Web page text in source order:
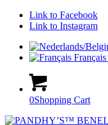
Link to Facebook
Link to Instagram
Français
0Shopping Cart